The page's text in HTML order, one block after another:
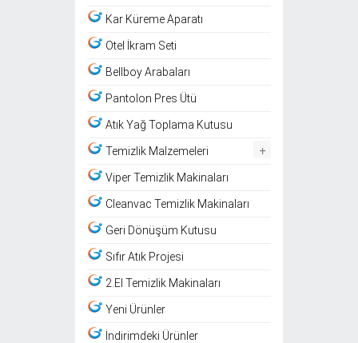
Kar Küreme Aparatı
Otel İkram Seti
Bellboy Arabaları
Pantolon Pres Ütü
Atık Yağ Toplama Kutusu
Temizlik Malzemeleri +
Viper Temizlik Makinaları
Cleanvac Temizlik Makinaları
Geri Dönüşüm Kutusu
Sıfır Atık Projesi
2.El Temizlik Makinaları
Yeni Ürünler
İndirimdeki Ürünler